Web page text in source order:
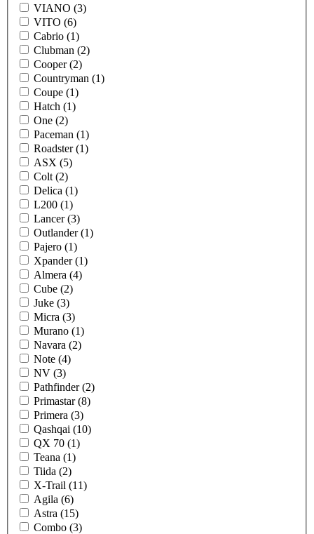
VIANO (3)
VITO (6)
Cabrio (1)
Clubman (2)
Cooper (2)
Countryman (1)
Coupe (1)
Hatch (1)
One (2)
Paceman (1)
Roadster (1)
ASX (5)
Colt (2)
Delica (1)
L200 (1)
Lancer (3)
Outlander (1)
Pajero (1)
Xpander (1)
Almera (4)
Cube (2)
Juke (3)
Micra (3)
Murano (1)
Navara (2)
Note (4)
NV (3)
Pathfinder (2)
Primastar (8)
Primera (3)
Qashqai (10)
QX 70 (1)
Teana (1)
Tiida (2)
X-Trail (11)
Agila (6)
Astra (15)
Combo (3)